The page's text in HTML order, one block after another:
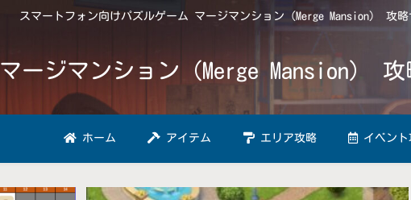
スマートフォン向けパズルゲーム マージマンション（Merge Mansion） 攻略
マージマンション（Merge Mansion）
ホーム アイテム エリア攻略 イベント